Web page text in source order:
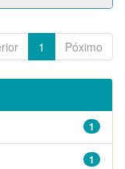
1 Póximo
1
1